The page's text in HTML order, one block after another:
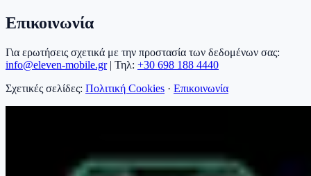
Επικοινωνία
Για ερωτήσεις σχετικά με την προστασία των δεδομένων σας:
info@eleven-mobile.gr | Τηλ: +30 698 188 4440
Σχετικές σελίδες: Πολιτική Cookies · Επικοινωνία